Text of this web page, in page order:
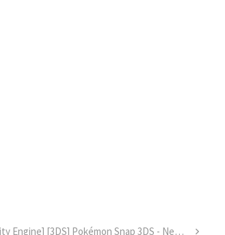
[Unity Engine] [3DS] Pokémon Snap 3DS - New Nintendo 3DS - ESP/ENG/IT/FR/PT/DE/JAP/CH - beta v0.3.6